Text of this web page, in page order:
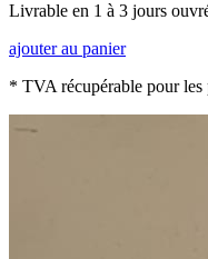
Livrable en 1 à 3 jours
ajouter au panier
* TVA récupérable pour les